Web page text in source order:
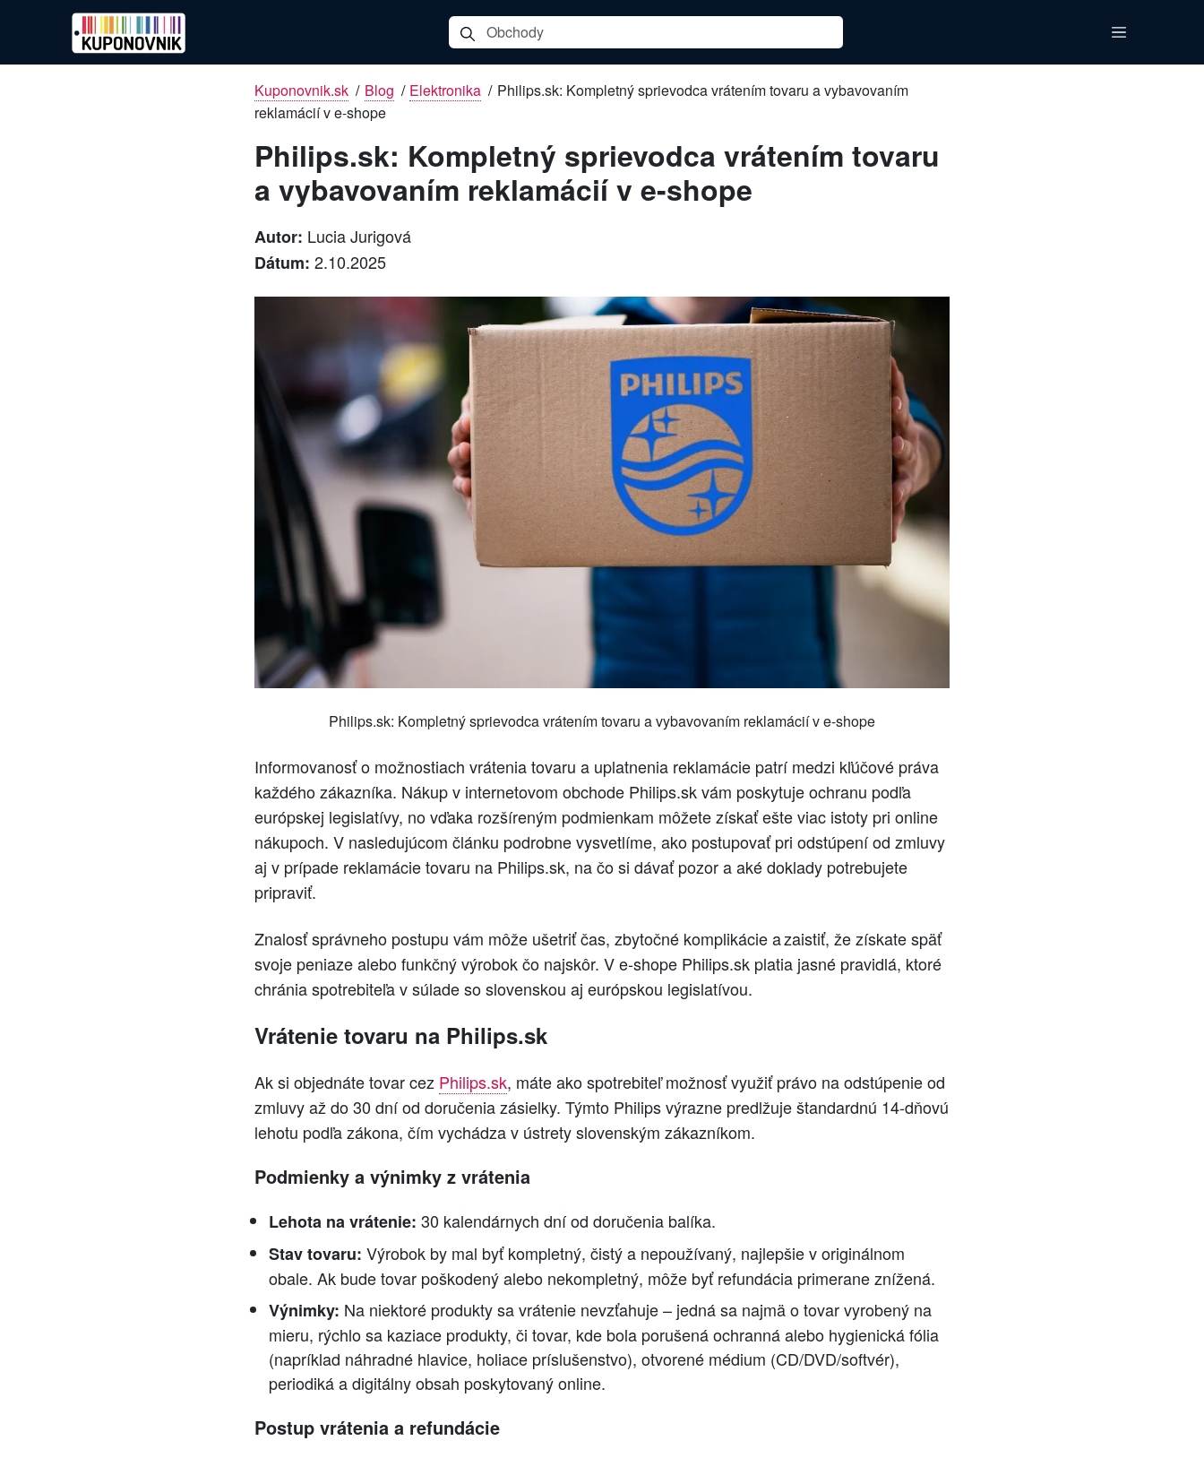
Kuponovnik.sk / Blog / Elektronika / Philips.sk: Kompletný sprievodca vrátením tovaru a vybavovaním
reklamácií v e-shope
Philips.sk: Kompletný sprievodca vrátením tovaru
a vybavovaním reklamácií v e-shope
Autor: Lucia Jurigová
Dátum: 2.10.2025
Philips.sk: Kompletný sprievodca vrátením tovaru a vybavovaním reklamácií v e-shope
Informovanosť o možnostiach vrátenia tovaru a uplatnenia reklamácie patrí medzi kľúčové práva
každého zákazníka. Nákup v internetovom obchode Philips.sk vám poskytuje ochranu podľa
európskej legislatívy, no vďaka rozšíreným podmienkam môžete získať ešte viac istoty pri online
nákupoch. V nasledujúcom článku podrobne vysvetlíme, ako postupovať pri odstúpení od zmluvy
aj v prípade reklamácie tovaru na Philips.sk, na čo si dávať pozor a aké doklady potrebujete
pripraviť.
Znalosť správneho postupu vám môže ušetriť čas, zbytočné komplikácie a zaistiť, že získate späť
svoje peniaze alebo funkčný výrobok čo najskôr. V e-shope Philips.sk platia jasné pravidlá, ktoré
chránia spotrebiteľa v súlade so slovenskou aj európskou legislatívou.
Vrátenie tovaru na Philips.sk
Ak si objednáte tovar cez Philips.sk, máte ako spotrebiteľ možnosť využiť právo na odstúpenie od
zmluvy až do 30 dní od doručenia zásielky. Týmto Philips výrazne predlžuje štandardnú 14-dňovú
lehotu podľa zákona, čím vychádza v ústrety slovenským zákazníkom.
Podmienky a výnimky z vrátenia
Lehota na vrátenie: 30 kalendárnych dní od doručenia balíka.
Stav tovaru: Výrobok by mal byť kompletný, čistý a nepoužívaný, najlepšie v originálnom
obale. Ak bude tovar poškodený alebo nekompletný, môže byť refundácia primerane znížená.
Výnimky: Na niektoré produkty sa vrátenie nevzťahuje – jedná sa najmä o tovar vyrobený na
mieru, rýchlo sa kaziace produkty, či tovar, kde bola porušená ochranná alebo hygienická fólia
(napríklad náhradné hlavice, holiace príslušenstvo), otvorené médium (CD/DVD/softvér),
periodiká a digitálny obsah poskytovaný online.
Postup vrátenia a refundácie